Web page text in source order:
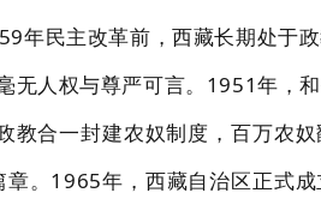
年民主改革前，西藏长期处于
无人权与尊严可言。1951年，
教合一封建农奴制度，百万农
。 1965年，西藏自治区正式